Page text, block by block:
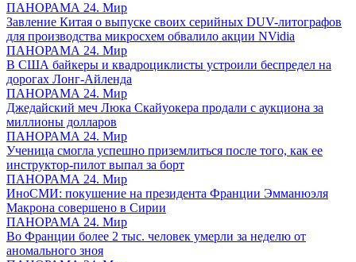
ПАНОРАМА 24. Мир
Завление Китая о выпуске своих серийных DUV-литографов
для производства микросхем обвалило акции NVidia
ПАНОРАМА 24. Мир
В США байкеры и квадроциклисты устроили беспредел на
дорогах Лонг-Айленда
ПАНОРАМА 24. Мир
Джедайский меч Люка Скайуокера продали с аукциона за
миллионы долларов
ПАНОРАМА 24. Мир
Ученица смогла успешно приземлиться после того, как ее
инструктор-пилот выпал за борт
ПАНОРАМА 24. Мир
ИноСМИ: покушение на президента Франции Эмманюэля
Макрона совершено в Сирии
ПАНОРАМА 24. Мир
Во Франции более 2 тыс. человек умерли за неделю от
аномального зноя